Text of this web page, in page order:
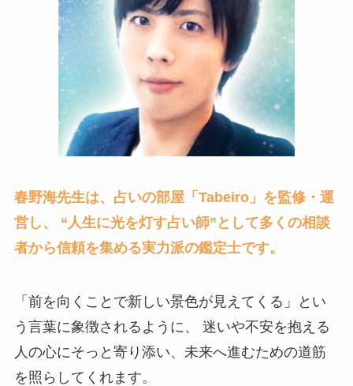
春野海先生は、占いの部屋「Tabeiro」を監修・運
営し、 “人生に光を灯す占い師”として多くの相談
者から信頼を集める実力派の鑑定士です。
「前を向くことで新しい景色が見えてくる」とい
う言葉に象徴されるように、 迷いや不安を抱える
人の心にそっと寄り添い、未来へ進むための道筋
を照らしてくれます。